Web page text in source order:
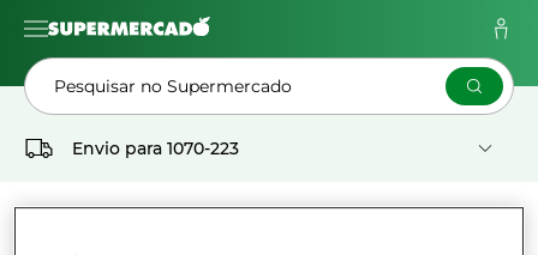
Pesquisar no Supermercado
Envio para 1070-223
As Minhas